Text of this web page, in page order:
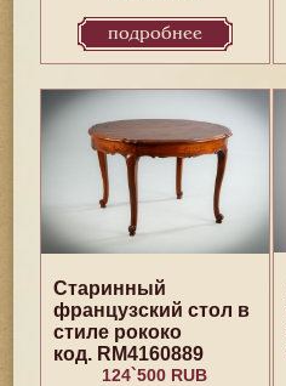
подробнее
Старинный
французский стол в
стиле рококо
код. RM4160889
124`500 RUB